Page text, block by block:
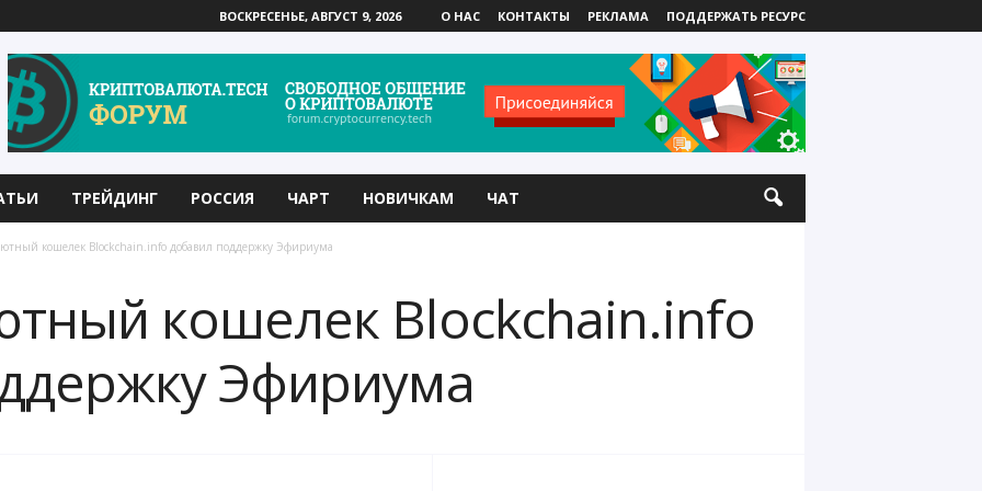
ВОСКРЕСЕНЬЕ, АВГУСТ 9, 2026 О НАС КОНТАКТЫ РЕКЛАМА ПОДДЕРЖАТЬ РЕСУРС
ТРЕЙДИНГ РОССИЯ ЧАРТ НОВИЧКАМ ЧАТ
кошелек Blockchain.info добавил поддержку Эфириума
кошелек Blockchain.info
Эфириума